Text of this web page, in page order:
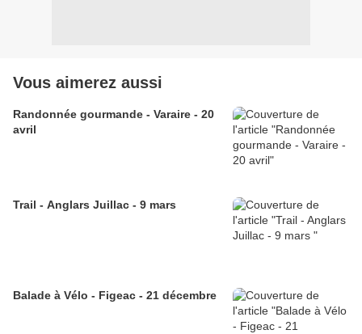
Vous aimerez aussi
Randonnée gourmande - Varaire - 20
avril
Trail - Anglars Juillac - 9 mars
Balade à Vélo - Figeac - 21 décembre